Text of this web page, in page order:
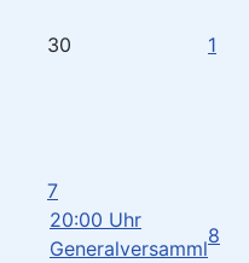
30 1
7
20:00 Uhr
Generalversamml
8